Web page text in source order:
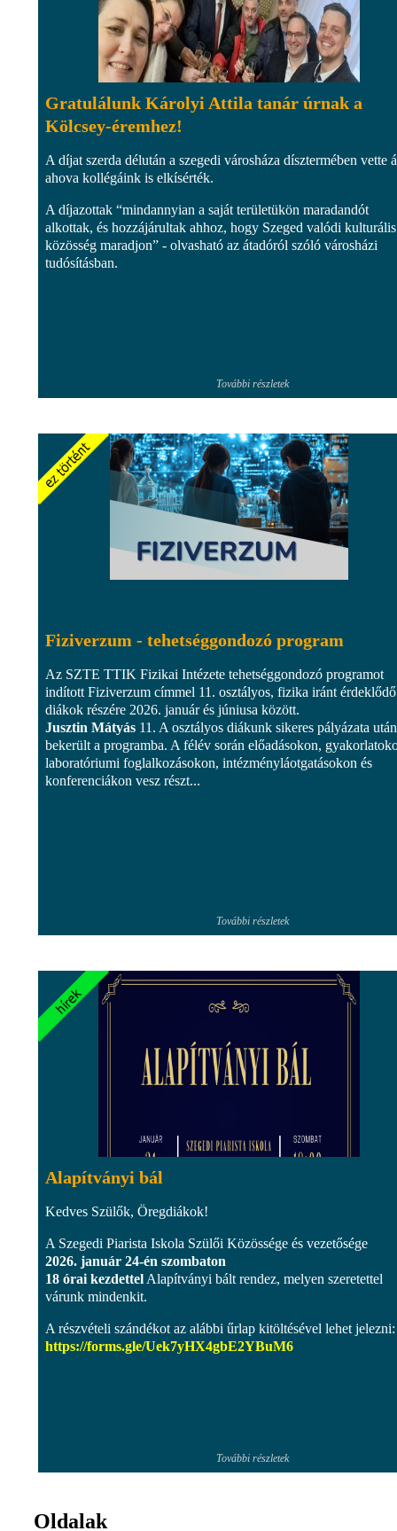
Gratulálunk Károlyi Attila tanár úrnak a
Kölcsey-éremhez!
A díjat szerda délután a szegedi városháza dísztermében vette
ahova kollégáink is elkísérték.
A díjazottak “mindannyian a saját területükön maradandót
alkottak, és hozzájárultak ahhoz, hogy Szeged valódi kulturális
közösség maradjon” - olvasható az átadóról szóló városházi
tudósításban.
További részletek
Fiziverzum - tehetséggondozó program
Az SZTE TTIK Fizikai Intézete tehetséggondozó programot
indított Fiziverzum címmel 11. osztályos, fizika iránt érdeklődő
diákok részére 2026. január és júniusa között.
Jusztin Mátyás 11. A osztályos diákunk sikeres pályázata után
bekerült a programba. A félév során előadásokon,
laboratóriumi foglalkozásokon, intézményláotgatásokon és
konferenciákon vesz részt...
További részletek
Alapítványi bál
Kedves Szülők, Öregdiákok!
A Szegedi Piarista Iskola Szülői Közössége és vezetősége
2026. január 24-én szombaton
18 órai kezdettel Alapítványi bált rendez, melyen szeretettel
várunk mindenkit.
A részvételi szándékot az alábbi űrlap kitöltésével lehet jelezni:
https://forms.gle/Uek7yHX4gbE2YBuM6
További részletek
Oldalak